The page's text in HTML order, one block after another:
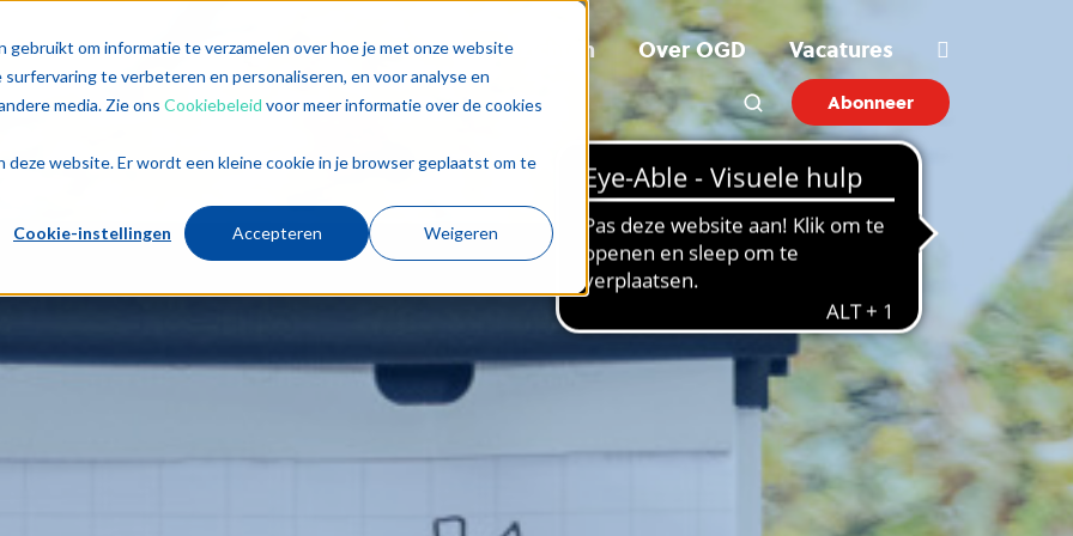
om informatie te verzamelen over hoe je met onze website
te verbeteren en personaliseren, en voor analyse en
media. Zie ons Cookiebeleid voor meer informatie over de cookies
website. Er wordt een kleine cookie in je browser geplaatst om te
Cookie-instellingen Accepteren Weigeren
Diensten Sectoren Trends Inzichten Over OGD Vacatures
Abonneer